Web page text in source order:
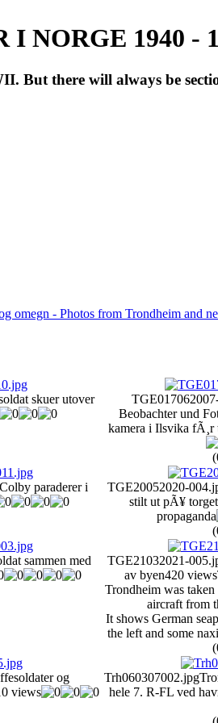
NORGE 1940 -
But there will always be
omegn - Photos from Trondheim and
skuer utover
Beobachter und
kamera i Ilsvika
paraderer i
TGE20052020-
stilt ut pÃ¥ torget
propaganda
sammen med
TGE21032021-
av byen420 views
Trondheim was
aircraft from
It shows German
the left and some
og
views
Trh060307002.jpg
hele 7. R-FL ved